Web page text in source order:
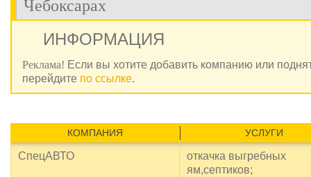
Чебоксарах
ИНФОРМАЦИЯ
Реклама! Если вы хотите добавить компанию или
перейдите по ссылке.
КОМПАНИЯ УСЛУГИ
СпецАВТО
откачка выгребных
ям,септиков;